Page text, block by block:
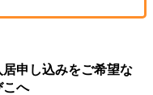
申し込みをご希望な
こへ